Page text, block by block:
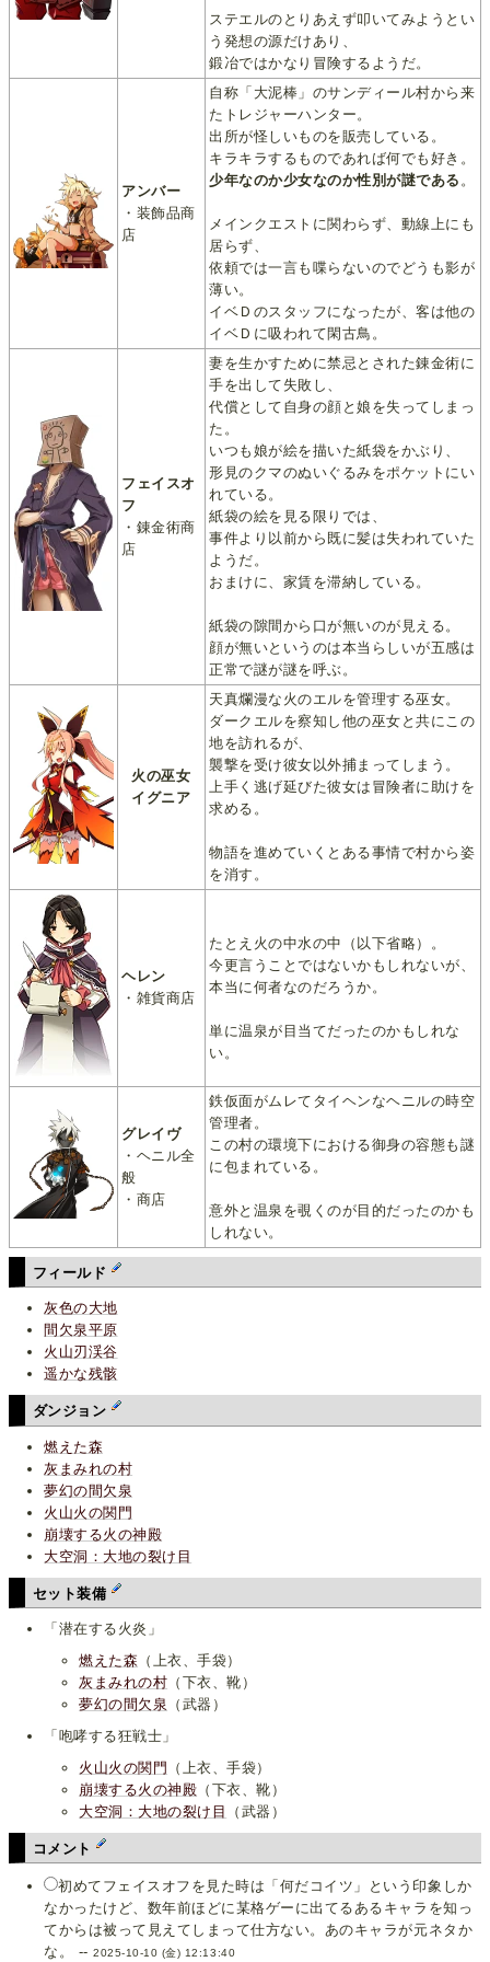
ステエルのとりあえず叩いてみようとい
う発想の源だけあり、
鍛冶ではかなり冒険するようだ。
アンバー
・装飾品商
店
自称「大泥棒」のサンディール村から来
たトレジャーハンター。
出所が怪しいものを販売している。
キラキラするものであれば何でも好き。
少年なのか少女なのか性別が謎である 。
メインクエストに関わらず、動線上にも
居らず、
依頼では一言も喋らないのでどうも影が
薄い。
イベＤのスタッフになったが、客は他の
イベＤに吸われて閑古鳥。
フェイスオ
フ
・錬金術商
店
妻を生かすために禁忌とされた錬金術に
手を出して失敗し、
代償として自身の顔と娘を失ってしまっ
た。
いつも娘が絵を描いた紙袋をかぶり、
形見のクマのぬいぐるみをポケットにい
れている。
紙袋の絵を見る限りでは、
事件より以前から既に髪は失われていた
ようだ。
おまけに、家賃を滞納している。
紙袋の隙間から口が無いのが見える。
顔が無いというのは本当らしいが五感は
正常で謎が謎を呼ぶ。
火の巫女
イグニア
天真爛漫な火のエルを管理する巫女。
ダークエルを察知し他の巫女と共にこの
地を訪れるが、
襲撃を受け彼女以外捕まってしまう。
上手く逃げ延びた彼女は冒険者に助けを
求める。
物語を進めていくとある事情で村から姿
を消す。
ヘレン
・雑貨商店
たとえ火の中水の中（以下省略）。
今更言うことではないかもしれないが、
本当に何者なのだろうか。
単に温泉が目当てだったのかもしれな
い。
グレイヴ
・ヘニル全
般
・商店
鉄仮面がムレてタイヘンなヘニルの時空
管理者。
この村の環境下における御身の容態も謎
に包まれている。
意外と温泉を覗くのが目的だったのかも
しれない。
フィールド
灰色の大地
間欠泉平原
火山刃渓谷
遥かな残骸
ダンジョン
燃えた森
灰まみれの村
夢幻の間欠泉
火山火の関門
崩壊する火の神殿
大空洞：大地の裂け目
セット装備
「潜在する火炎」
燃えた森 （上衣、手袋）
灰まみれの村 （下衣、靴）
夢幻の間欠泉 （武器）
「咆哮する狂戦士」
火山火の関門
（上衣、手袋）
崩壊する火の神殿 （下衣、靴）
大空洞：大地の裂け目
（武器）
コメント
初めてフェイスオフを見た時は「何だコイツ」という印象しか
なかったけど、数年前ほどに某格ゲーに出てるあるキャラを知っ
てからは被って見えてしまって仕方ない。あのキャラが元ネタか
な。 --2025-10-10 (金) 12:13:40